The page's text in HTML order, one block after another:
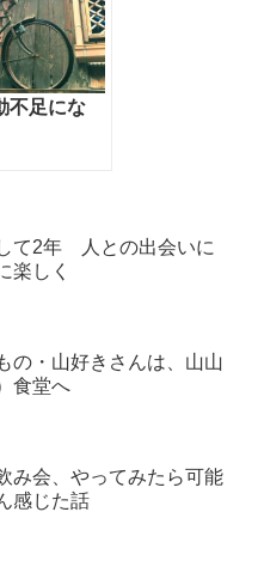
不足にな
て2年 人との出会いに
楽しく
の・山好きさんは、山山
食堂へ
み会、やってみたら可能
感じた話